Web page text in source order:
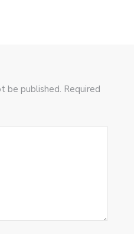
be published. Required